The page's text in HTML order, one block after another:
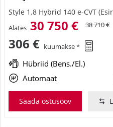
Style 1.8 Hybrid 140 e-CVT
Alates 30 750 € 38 710 €
306 € kuumakse *
Hübriid (Bens./El.)
Automaat
Saada ostusoov